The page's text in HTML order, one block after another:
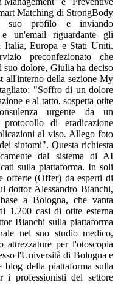
Matching di StrongBody
profilo e inviando
un'email riguardante gli
Europa e Stati Uniti.
preconfezionato che
suo dolore, Giulia ha deciso
all'interno della sezione My
"Soffro di un dolore
e al tatto, sospetta otite
urgente da un
di eradicazione
al viso. Allego foto
sintomi". Questa richiesta
dal sistema di AI
sulla piattaforma. In soli
offerte (Offer) da esperti di
dottor Alessandro Bianchi,
a Bologna, che vanta
1.200 casi di otite esterna
Bianchi sulla piattaforma
nel suo studio medico,
attrezzature per l'otoscopia
l'Università di Bologna e
blog della piattaforma sulla
i professionisti del settore